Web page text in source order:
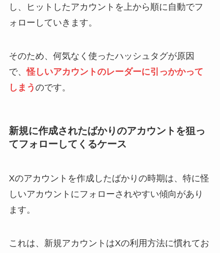
し、ヒットしたアカウントを上から順に自動でフ
ォローしていきます。
そのため、何気なく使ったハッシュタグが原因
で、怪しいアカウントのレーダーに引っかかって
しまう のです。
新規に作成されたばかりのアカウントを狙っ
てフォローしてくるケース
Xのアカウントを作成したばかりの時期は、特に怪
しいアカウントにフォローされやすい傾向があり
ます。
これは、新規アカウントはXの利用方法に慣れてお